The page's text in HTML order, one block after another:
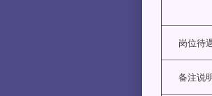
岗位待
备注说